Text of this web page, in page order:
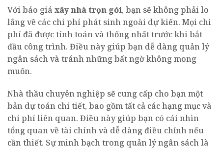
Với báo giá xây nhà trọn gói, bạn sẽ không phải lo
lắng về các chi phí phát sinh ngoài dự kiến. Mọi chi
phí đã được tính toán và thống nhất trước khi bắt
đầu công trình. Điều này giúp bạn dễ dàng quản lý
ngân sách và tránh những bất ngờ không mong
muốn.
Nhà thầu chuyên nghiệp sẽ cung cấp cho bạn một
bản dự toán chi tiết, bao gồm tất cả các hạng mục và
chi phí liên quan. Điều này giúp bạn có cái nhìn
tổng quan về tài chính và dễ dàng điều chỉnh nếu
cần thiết. Sự minh bạch trong quản lý ngân sách là